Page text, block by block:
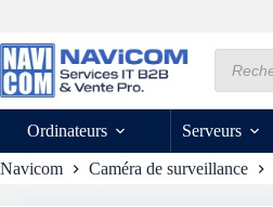
contenu
produits
Ordinateurs
Serveurs
Navicom Caméra de surveillance